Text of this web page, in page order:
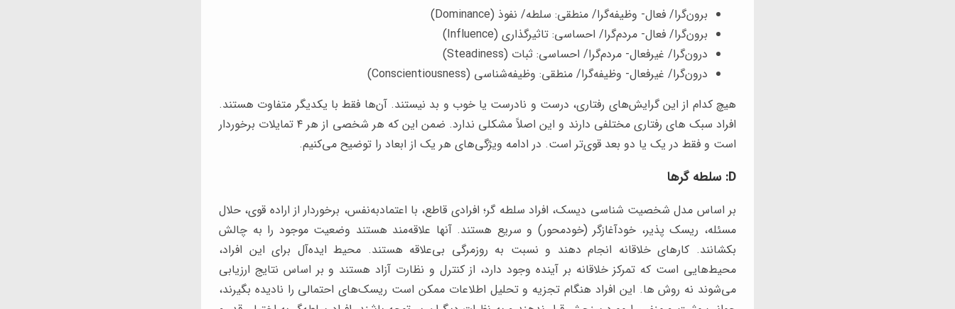
برون‌گرا/ فعال- وظیفه‌گرا/ منطقی: سلطه/ نفوذ (Dominance)
برون‌گرا/ فعال- مردم‌گرا/ احساسی: تاثیرگذاری (Influence)
درون‌گرا/ غیرفعال- مردم‌گرا/ احساسی: ثبات (Steadiness)
درون‌گرا/ غیرفعال- وظیفه‌گرا/ منطقی: وظیفه‌شناسی (Conscientiousness)
هیچ کدام از این گرایش‌های رفتاری، درست و نادرست یا خوب و بد نیستند. آن‌ها فقط با یکدیگر متفاوت هستند.
افراد سبک های رفتاری مختلفی دارند و این اصلاً مشکلی ندارد. ضمن این که هر شخصی از هر ۴ تمایلات برخوردار
است و فقط در یک یا دو بعد قوی‌تر است. در ادامه ویژگی‌های هر یک از ابعاد را توضیح می‌کنیم.
D: سلطه گرها
بر اساس مدل شخصیت شناسی دیسک، افراد سلطه گر؛ افرادی قاطع، با اعتمادبه‌نفس، برخوردار از اراده قوی، حلال
مسئله، ریسک پذیر، خودآغازگر (خودمحور) و سریع هستند. آنها علاقه‌مند هستند وضعیت موجود را به چالش
بکشانند. کارهای خلاقانه انجام دهند و نسبت به روزمرگی بی‌علاقه هستند. محیط ایده‌آل برای این افراد،
محیط‌هایی است که تمرکز خلاقانه بر آینده وجود دارد، از کنترل و نظارت آزاد هستند و بر اساس نتایج ارزیابی
می‌شوند نه روش ها. این افراد هنگام تجزیه و تحلیل اطلاعات ممکن است ریسک‌های احتمالی را نادیده بگیرند،